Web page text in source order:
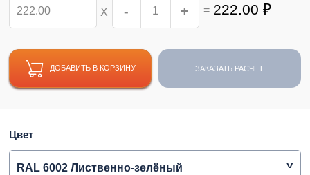
Х - + = 222.00 ₽
ДОБАВИТЬ В КОРЗИНУ ЗАКАЗАТЬ РАСЧЕТ
Цвет
RAL 6002 Лиственно-зелёный